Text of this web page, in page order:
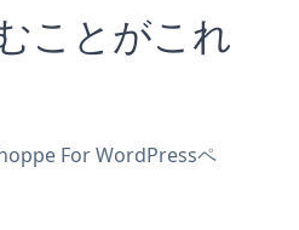
ことがこれ
For WordPressペ